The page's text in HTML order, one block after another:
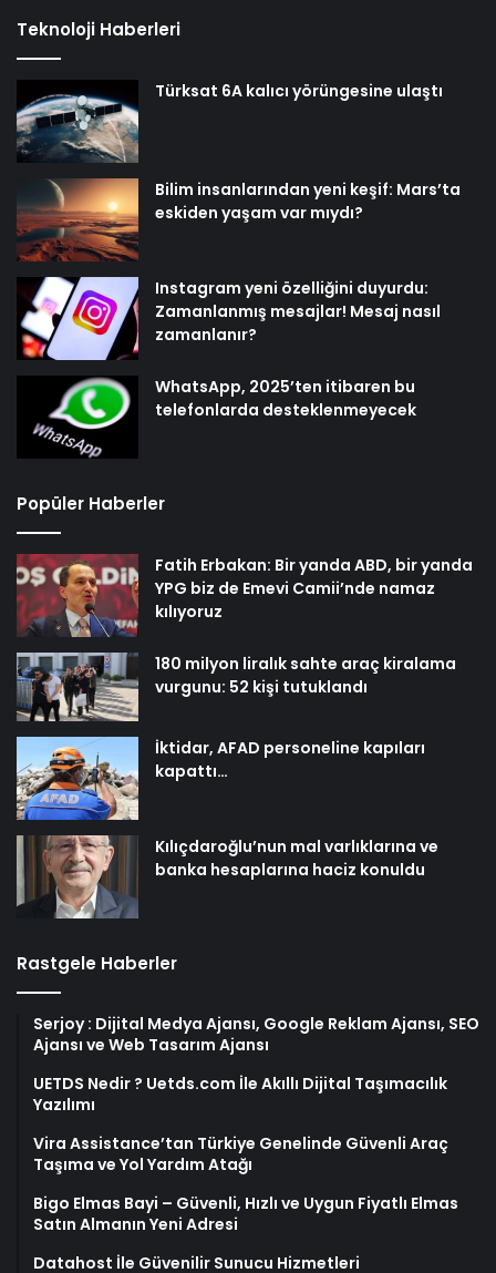
Teknoloji Haberleri
Türksat 6A kalıcı yörüngesine ulaştı
Bilim insanlarından yeni keşif: Mars’ta
eskiden yaşam var mıydı?
Instagram yeni özelliğini duyurdu:
Zamanlanmış mesajlar! Mesaj nasıl
zamanlanır?
WhatsApp, 2025’ten itibaren bu
telefonlarda desteklenmeyecek
Popüler Haberler
Fatih Erbakan: Bir yanda ABD, bir yanda
YPG biz de Emevi Camii’nde namaz
kılıyoruz
180 milyon liralık sahte araç kiralama
vurgunu: 52 kişi tutuklandı
İktidar, AFAD personeline kapıları
kapattı…
Kılıçdaroğlu’nun mal varlıklarına ve
banka hesaplarına haciz konuldu
Rastgele Haberler
Serjoy : Dijital Medya Ajansı, Google Reklam Ajansı, SEO
Ajansı ve Web Tasarım Ajansı
UETDS Nedir ? Uetds.com İle Akıllı Dijital Taşımacılık
Yazılımı
Vira Assistance’tan Türkiye Genelinde Güvenli Araç
Taşıma ve Yol Yardım Atağı
Bigo Elmas Bayi – Güvenli, Hızlı ve Uygun Fiyatlı Elmas
Satın Almanın Yeni Adresi
Datahost İle Güvenilir Sunucu Hizmetleri